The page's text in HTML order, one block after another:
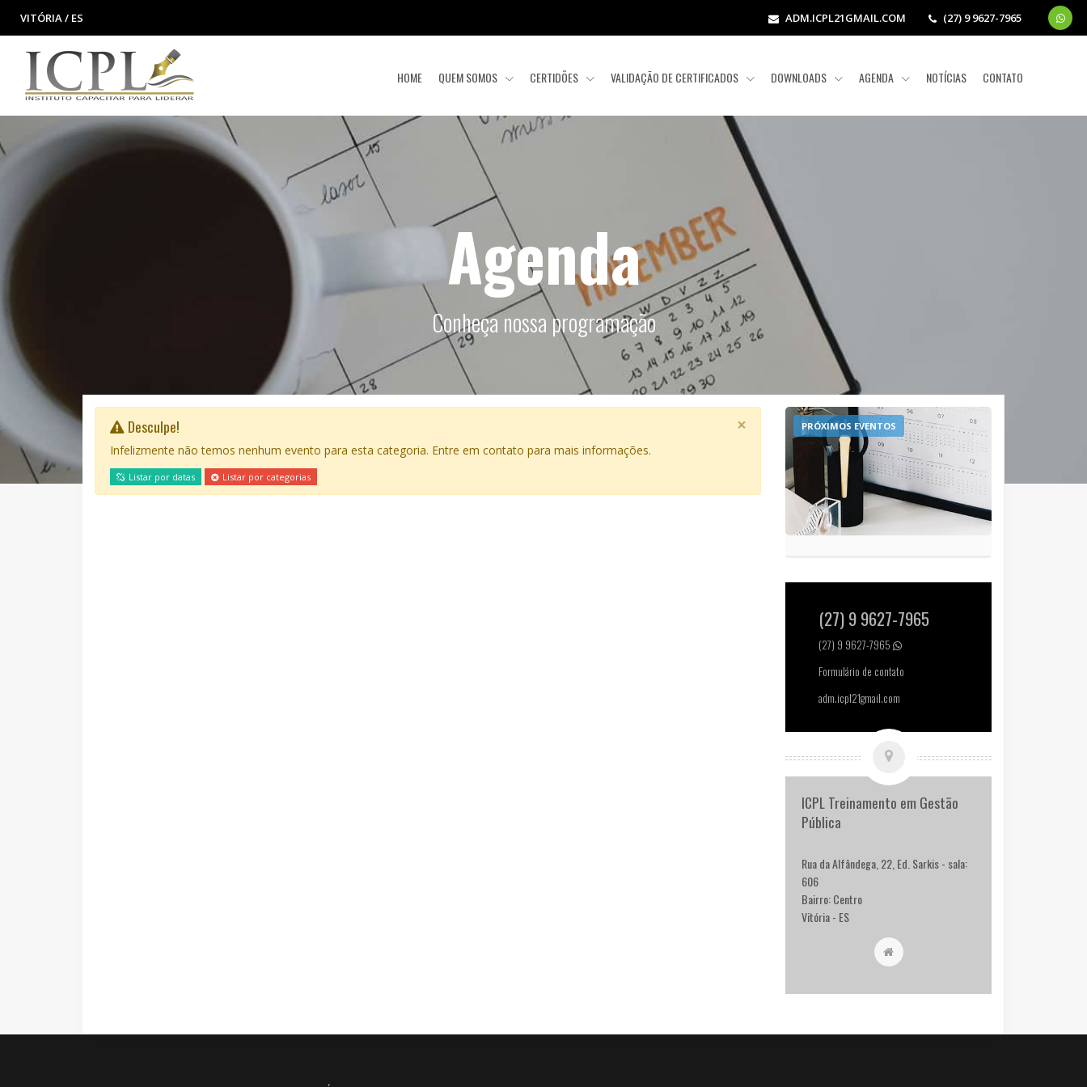
VITÓRIA / ES ADM.ICPL21GMAIL.COM (27) 9 9627-7965
HOME QUEM SOMOS CERTIDÕES VALIDAÇÃO DE CERTIFICADOS DOWNLOADS AGENDA NOTÍCIAS CONTATO
Agenda
Conheça nossa programação
×
Desculpe!
Infelizmente não temos nenhum evento para esta categoria. Entre em contato para mais informações.
Listar por datas Listar por categorias
PRÓXIMOS EVENTOS
(27) 9 9627-7965
(27) 9 9627-7965
Formulário de contato
adm.icpl21gmail.com
ICPL Treinamento em Gestão
Pública
Rua da Alfândega, 22, Ed. Sarkis - sala:
606
Bairro: Centro
Vitória - ES